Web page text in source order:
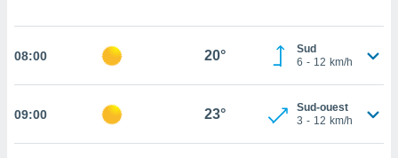
08:00 20°
Sud
6 - 12 km/h
09:00 23°
Sud-ouest
3 - 12 km/h